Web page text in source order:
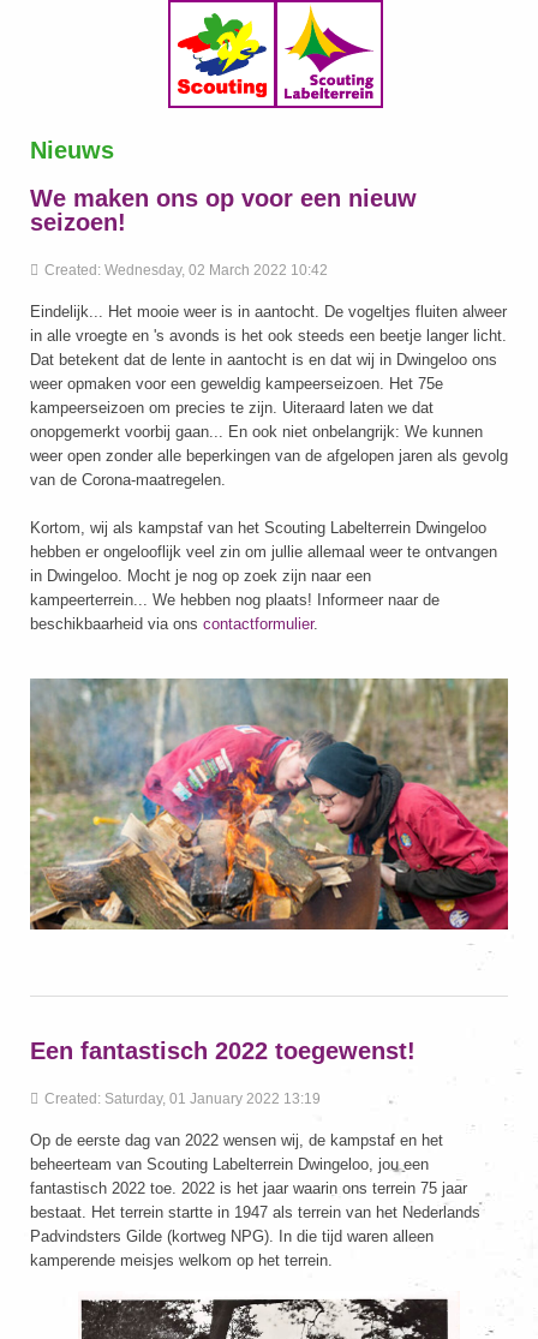
Nieuws
We maken ons op voor een nieuw
seizoen!
Created: Wednesday, 02 March 2022 10:42
Eindelijk... Het mooie weer is in aantocht. De vogeltjes fluiten alweer
in alle vroegte en 's avonds is het ook steeds een beetje langer licht.
Dat betekent dat de lente in aantocht is en dat wij in Dwingeloo ons
weer opmaken voor een geweldig kampeerseizoen. Het 75e
kampeerseizoen om precies te zijn. Uiteraard laten we dat
onopgemerkt voorbij gaan... En ook niet onbelangrijk: We kunnen
weer open zonder alle beperkingen van de afgelopen jaren als gevolg
van de Corona-maatregelen.
Kortom, wij als kampstaf van het Scouting Labelterrein Dwingeloo
hebben er ongelooflijk veel zin om jullie allemaal weer te ontvangen
in Dwingeloo. Mocht je nog op zoek zijn naar een
kampeerterrein... We hebben nog plaats! Informeer naar de
beschikbaarheid via ons contactformulier.
Een fantastisch 2022 toegewenst!
Created: Saturday, 01 January 2022 13:19
Op de eerste dag van 2022 wensen wij, de kampstaf en het
beheerteam van Scouting Labelterrein Dwingeloo, jou een
fantastisch 2022 toe. 2022 is het jaar waarin ons terrein 75 jaar
bestaat. Het terrein startte in 1947 als terrein van het Nederlands
Padvindsters Gilde (kortweg NPG). In die tijd waren alleen
kamperende meisjes welkom op het terrein.